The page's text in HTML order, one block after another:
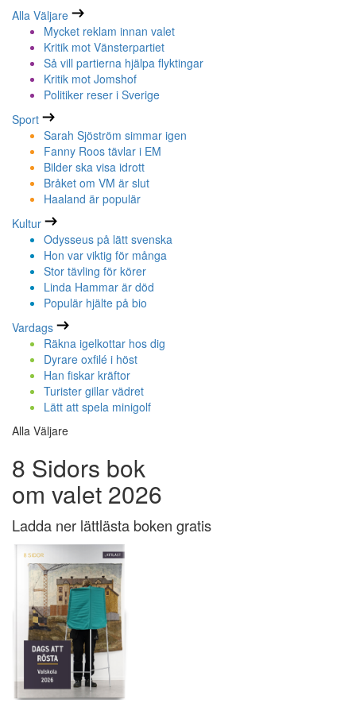
Alla Väljare
Mycket reklam innan valet
Kritik mot Vänsterpartiet
Så vill partierna hjälpa flyktingar
Kritik mot Jomshof
Politiker reser i Sverige
Sport
Sarah Sjöström simmar igen
Fanny Roos tävlar i EM
Bilder ska visa idrott
Bråket om VM är slut
Haaland är populär
Kultur
Odysseus på lätt svenska
Hon var viktig för många
Stor tävling för körer
Linda Hammar är död
Populär hjälte på bio
Vardags
Räkna igelkottar hos dig
Dyrare oxfilé i höst
Han fiskar kräftor
Turister gillar vädret
Lätt att spela minigolf
Alla Väljare
8 Sidors bok
om valet 2026
Ladda ner lättlästa boken gratis